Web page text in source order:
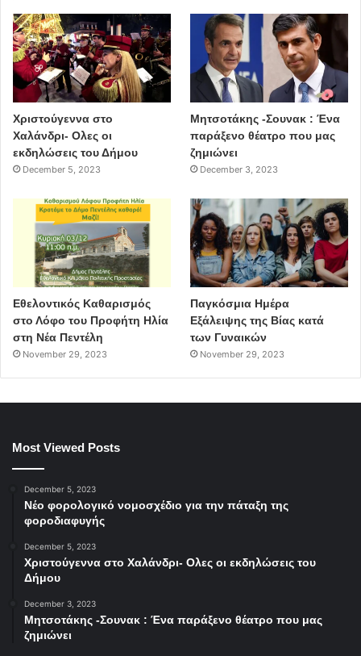
Χριστούγεννα στο
Χαλάνδρι- Ολες οι
εκδηλώσεις του Δήμου
December 5, 2023
Μητσοτάκης -Σουνακ : Ένα
παράξενο θέατρο που μας
ζημιώνει
December 3, 2023
Εθελοντικός Καθαρισμός
στο Λόφο του Προφήτη Ηλία
στη Νέα Πεντέλη
November 29, 2023
Παγκόσμια Ημέρα
Εξάλειψης της Βίας κατά
των Γυναικών
November 29, 2023
Most Viewed Posts
December 5, 2023
Νέο φορολογικό νομοσχέδιο για την πάταξη της
φοροδιαφυγής
December 5, 2023
Χριστούγεννα στο Χαλάνδρι- Ολες οι εκδηλώσεις του
Δήμου
December 3, 2023
Μητσοτάκης -Σουνακ : Ένα παράξενο θέατρο που μας
ζημιώνει